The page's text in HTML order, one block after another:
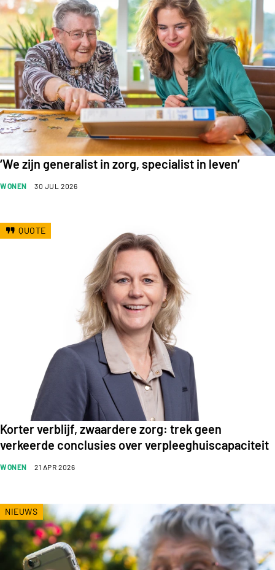
WONEN 30 JUL 2026
‘We zijn generalist in zorg, specialist in leven’
WONEN 21 APR 2026
Korter verblijf, zwaardere zorg: trek geen
verkeerde conclusies over verpleeghuiscapaciteit
QUOTE
NIEUWS